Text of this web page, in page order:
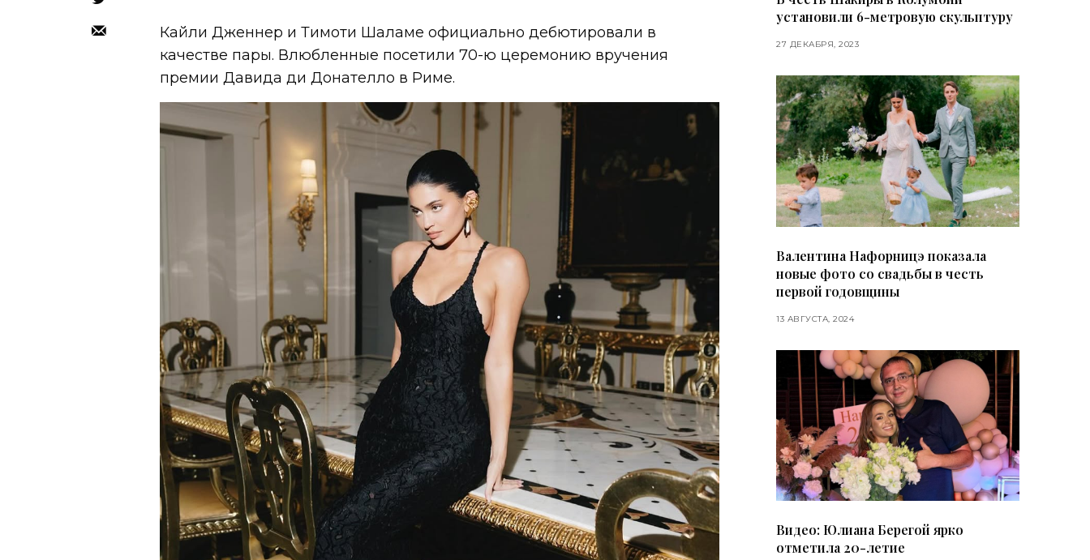
Кайли Дженнер и Тимоти Шаламе официально дебютировали в
качестве пары. Влюбленные посетили 70-ю церемонию вручения
премии Давида ди Донателло в Риме.
установили 6-метровую скульптуру
27 ДЕКАБРЯ, 2023
Валентина Нафорницэ показала
новые фото со свадьбы в честь
первой годовщины
13 АВГУСТА, 2024
Видео: Юлиана Берегой ярко
отметила 20-летие